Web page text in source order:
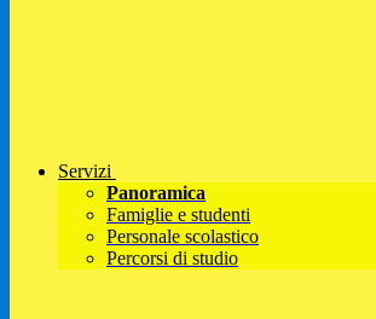
Servizi
Panoramica
Famiglie e studenti
Personale scolastico
Percorsi di studio